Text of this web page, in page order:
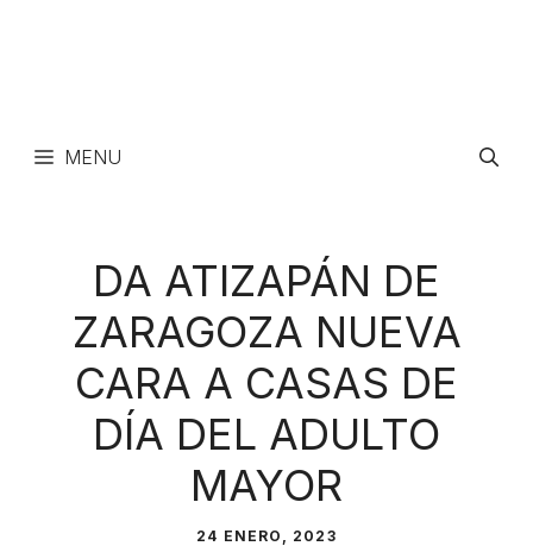
MENU
DA ATIZAPÁN DE
ZARAGOZA NUEVA
CARA A CASAS DE
DÍA DEL ADULTO
MAYOR
24 ENERO, 2023